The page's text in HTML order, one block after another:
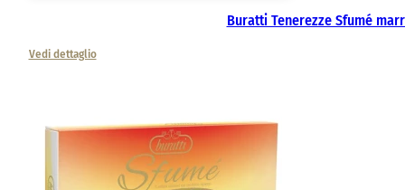
Buratti Tenerezze Sfumé
Vedi dettaglio